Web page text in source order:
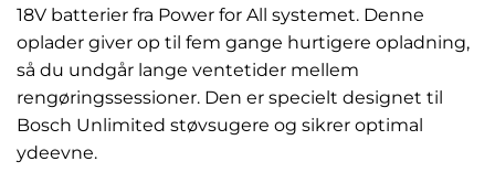
18V batterier fra Power for All systemet. Denne
oplader giver op til fem gange hurtigere opladning,
så du undgår lange ventetider mellem
rengøringssessioner. Den er specielt designet til
Bosch Unlimited støvsugere og sikrer optimal
ydeevne.